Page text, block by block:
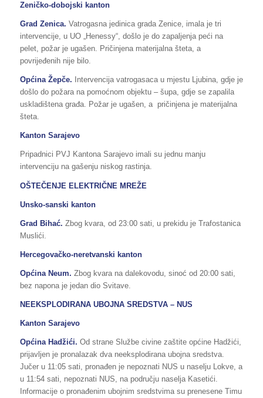
Zeničko-dobojski kanton
Grad Zenica. Vatrogasna jedinica grada Zenice, imala je tri
intervencije, u UO „Henessy“, došlo je do zapaljenja peći na
pelet, požar je ugašen. Pričinjena materijalna šteta, a
povrijeđenih nije bilo.
Općina Žepče.
Intervencija vatrogasaca u mjestu Ljubina, gdje je
došlo do požara na pomoćnom objektu – šupa, gdje se zapalila
uskladištena građa. Požar je ugašen, a pričinjena je materijalna
šteta.
Kanton Sarajevo
Pripadnici PVJ Kantona Sarajevo imali su jednu manju
intervenciju na gašenju niskog rastinja.
OŠTEČENJE ELEKTRIČNE MREŽE
Unsko-sanski kanton
Grad Bihać. Zbog kvara, od 23:00 sati, u prekidu je Trafostanica
Muslići.
Hercegovačko-neretvanski kanton
Općina Neum. Zbog kvara na dalekovodu, sinoć od 20:00 sati,
bez napona je jedan dio Svitave.
NEEKSPLODIRANA UBOJNA SREDSTVA – NUS
Kanton Sarajevo
Općina Hadžići. Od strane Službe civine zaštite općine Hadžići,
prijavljen je pronalazak dva neeksplodirana ubojna sredstva.
Jučer u 11:05 sati, pronađen je nepoznati NUS u naselju Lokve, a
u 11:54 sati, nepoznati NUS, na području naselja Kasetići.
Informacije o pronađenim ubojnim sredstvima su prenesene Timu